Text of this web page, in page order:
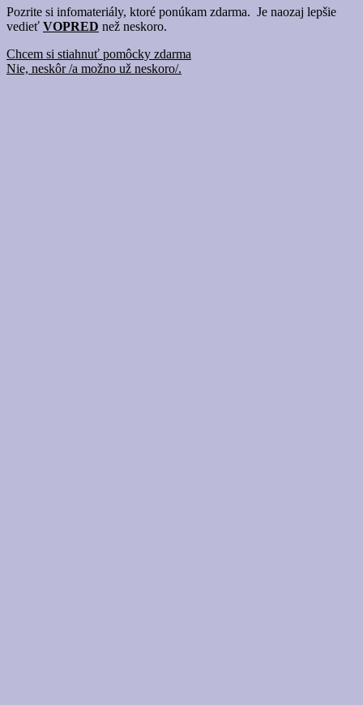
Pozrite si infomateriály, ktoré ponúkam zdarma. Je naozaj lepšie
vedieť VOPRED než neskoro.
Chcem si stiahnuť pomôcky zdarma
Nie, neskôr /a možno už neskoro/.